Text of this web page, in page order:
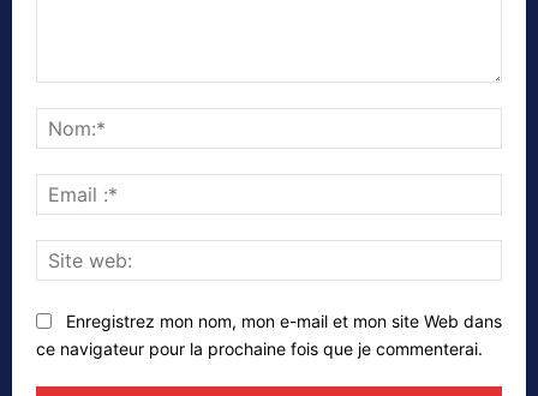
:*
web:
Enregistrez mon nom, mon e-mail et mon site Web dans
ce navigateur pour la prochaine fois que je commenterai.